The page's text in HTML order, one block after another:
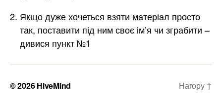
Якщо дуже хочеться взяти матеріал просто
так, поставити під ним своє ім’я чи зграбити –
дивися пункт №1
© 2026HiveMind Нагору ↑